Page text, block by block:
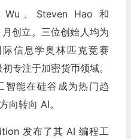
、Steven Hao 和
创立。三位创始人均为
信息学奥林匹克竞赛
专注于加密货币领域。
能在硅谷成为热门趋
向转向 AI。
发布了其 AI 编程工